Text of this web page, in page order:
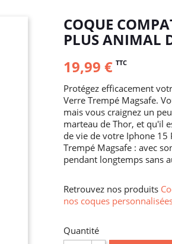
COQUE
PLUS ANIMAL
19,99 € TTC
Protégez efficacement
Verre Trempé Magsafe.
mais vous craignez un
marteau de Thor, et qu'il
de vie de votre Iphone 15
Trempé Magsafe : avec
pendant longtemps sans
Retrouvez nos produits
nos coques
Quantité